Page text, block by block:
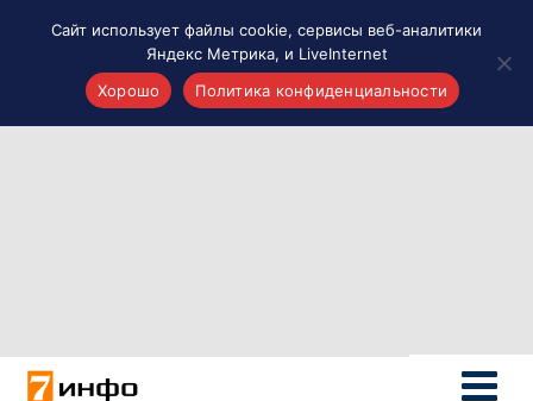
Новости России
Политика
Сайт использует файлы cookie, сервисы веб-аналитики
Яндекс Метрика, и LiveInternet
Хорошо
Политика конфиденциальности